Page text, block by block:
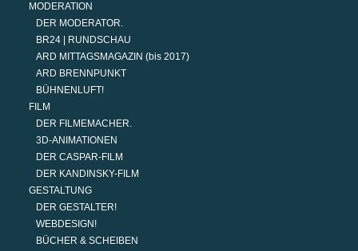
MODERATION
DER MODERATOR.
BR24 | RUNDSCHAU
ARD MITTAGSMAGAZIN (bis 2017)
ARD BRENNPUNKT
BÜHNENLUFT!
FILM
DER FILMEMACHER.
3D-ANIMATIONEN
DER CASPAR-FILM
DER KANDINSKY-FILM
GESTALTUNG
DER GESTALTER!
WEBDESIGN!
BÜCHER & SCHEIBEN